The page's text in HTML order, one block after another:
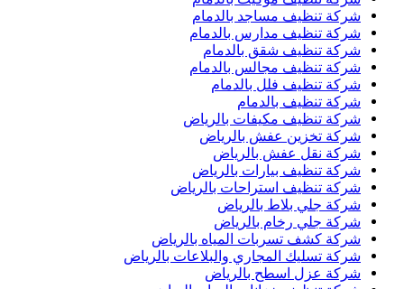
شركة تنظيف مساجد بالدمام
شركة تنظيف مدارس بالدمام
شركة تنظيف شقق بالدمام
شركة تنظيف مجالس بالدمام
شركة تنظيف فلل بالدمام
شركة تنظيف بالدمام
شركة تنظيف مكيفات بالرياض
شركة تخزين عفش بالرياض
شركة نقل عفش بالرياض
شركة تنظيف بيارات بالرياض
شركة تنظيف استراحات بالرياض
شركة جلي بلاط بالرياض
شركة جلي رخام بالرياض
شركة كشف تسربات المياه بالرياض
شركة تسليك المجاري والبلاعات بالرياض
شركة عزل اسطح بالرياض